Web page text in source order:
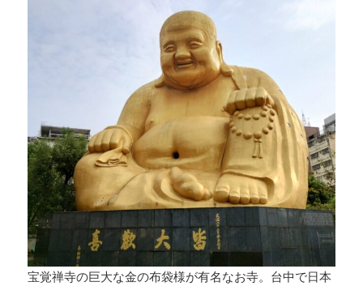
宝覚禅寺の巨大な金の布袋様が有名なお寺。台中で日本